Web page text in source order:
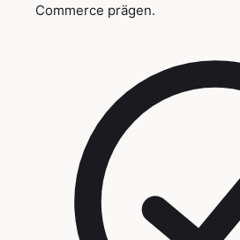
Commerce prägen.